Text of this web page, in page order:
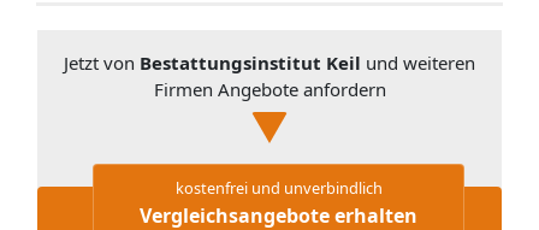
Jetzt von Bestattungsinstitut Keil und weiteren
Firmen Angebote anfordern
kostenfrei und unverbindlich
Vergleichsangebote erhalten